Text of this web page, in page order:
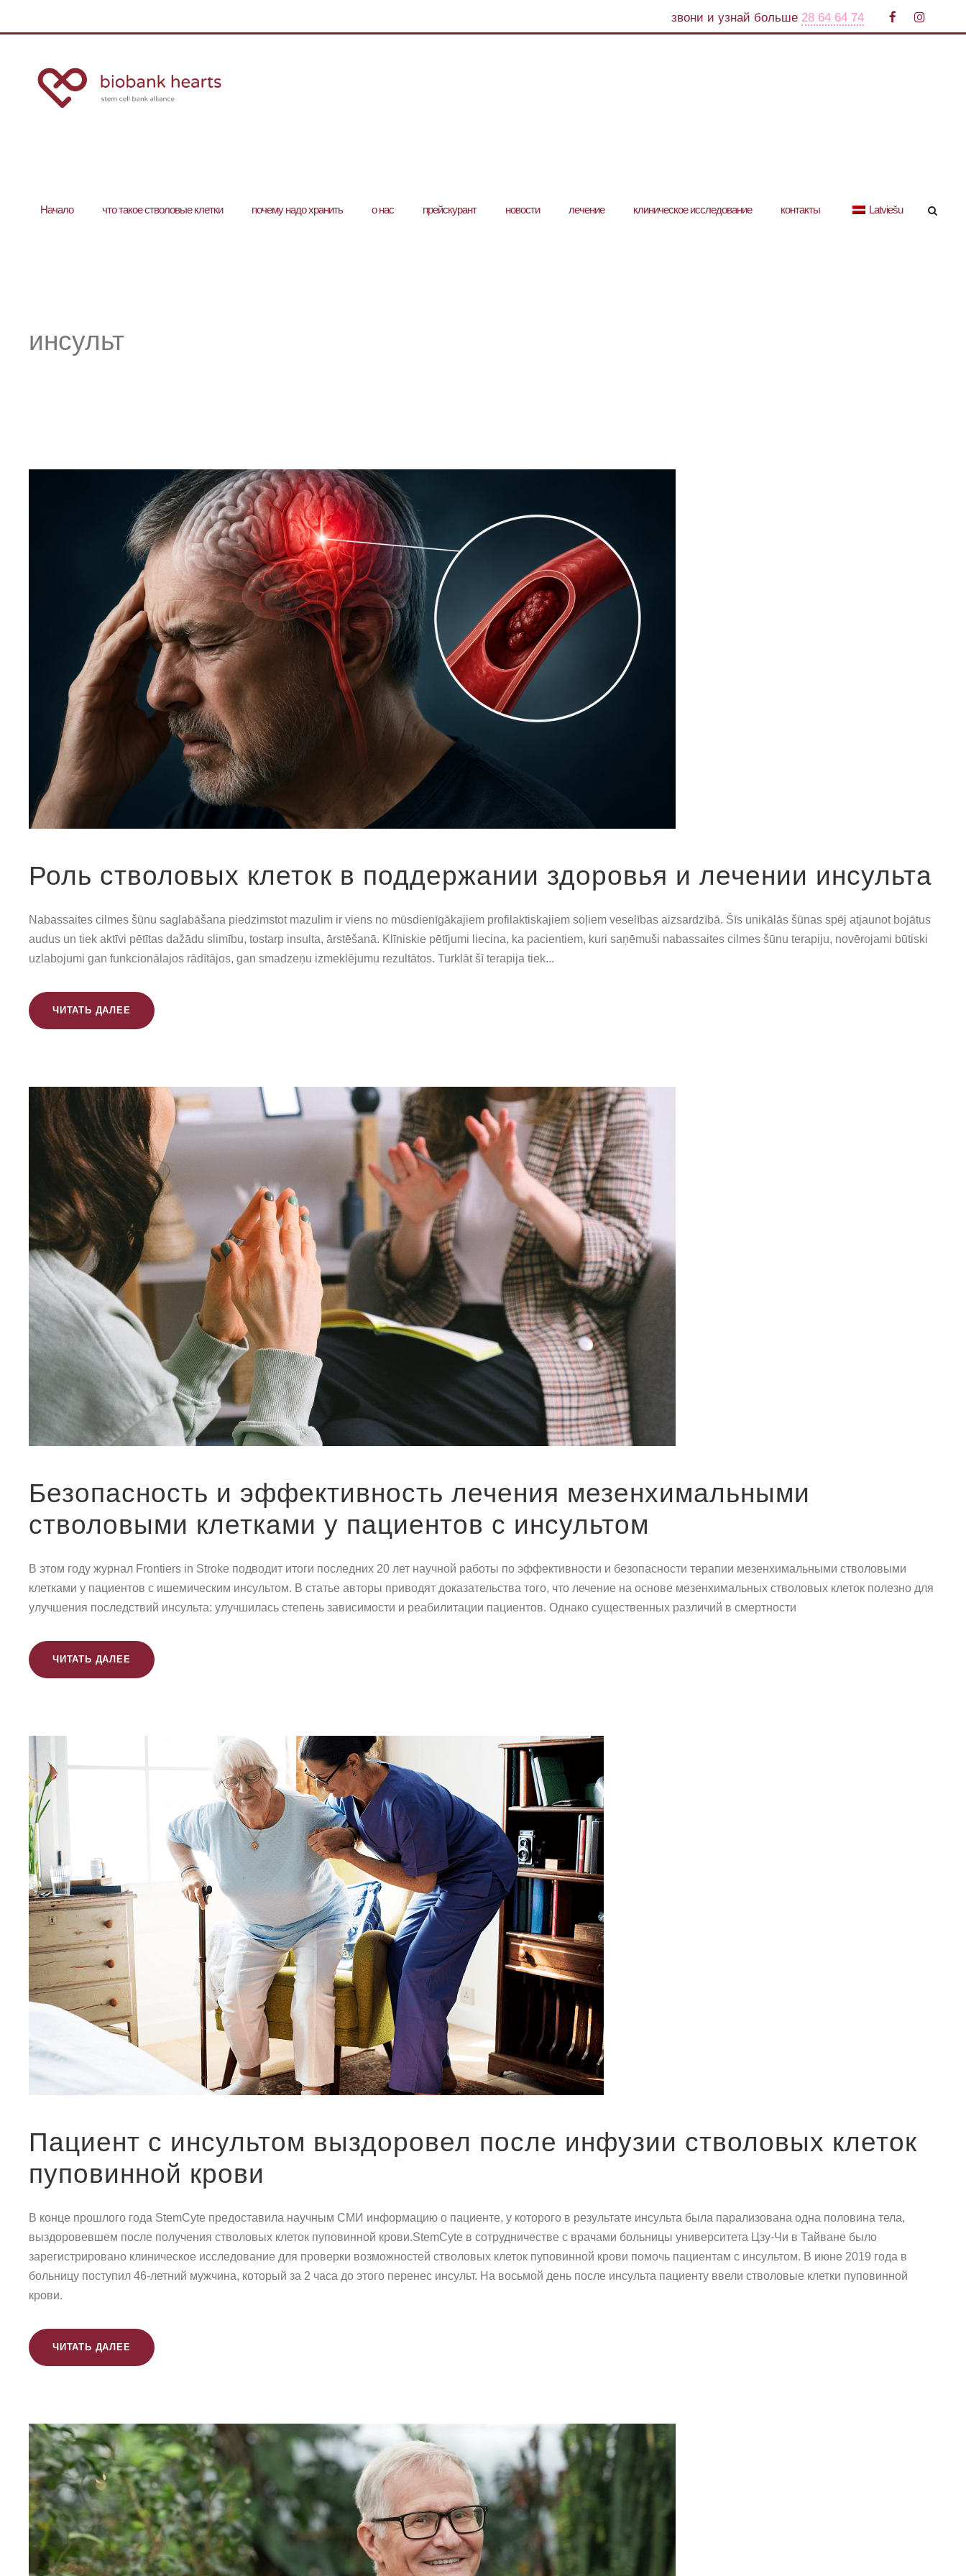
звони и узнай больше 28 64 64 74
Hачало что такое стволовые клетки почему надо хранить о нас прейскурант новости лечение клиническое исследование контакты Latviešu
инсульт
Роль стволовых клеток в поддержании здоровья и лечении инсульта
Nabassaites cilmes šūnu saglabāšana piedzimstot mazulim ir viens no mūsdienīgākajiem profilaktiskajiem soļiem veselības aizsardzībā. Šīs unikālās šūnas spēj atjaunot bojātus
audus un tiek aktīvi pētītas dažādu slimību, tostarp insulta, ārstēšanā. Klīniskie pētījumi liecina, ka pacientiem, kuri saņēmuši nabassaites cilmes šūnu terapiju, novērojami būtiski
uzlabojumi gan funkcionālajos rādītājos, gan smadzeņu izmeklējumu rezultātos. Turklāt šī terapija tiek...
ЧИТАТЬ ДАЛЕЕ
Безопасность и эффективность лечения мезенхимальными
стволовыми клетками у пациентов с инсультом
В этом году журнал Frontiers in Stroke подводит итоги последних 20 лет научной работы по эффективности и безопасности терапии мезенхимальными стволовыми
клетками у пациентов с ишемическим инсультом. В статье авторы приводят доказательства того, что лечение на основе мезенхимальных стволовых клеток полезно для
улучшения последствий инсульта: улучшилась степень зависимости и реабилитации пациентов. Однако существенных различий в смертности
ЧИТАТЬ ДАЛЕЕ
Пациент с инсультом выздоровел после инфузии стволовых клеток
пуповинной крови
В конце прошлого года StemCyte предоставила научным СМИ информацию о пациенте, у которого в результате инсульта была парализована одна половина тела,
выздоровевшем после получения стволовых клеток пуповинной крови.StemCyte в сотрудничестве с врачами больницы университета Цзу-Чи в Тайване было
зарегистрировано клиническое исследование для проверки возможностей стволовых клеток пуповинной крови помочь пациентам с инсультом. В июне 2019 года в
больницу поступил 46-летний мужчина, который за 2 часа до этого перенес инсульт. На восьмой день после инсульта пациенту ввели стволовые клетки пуповинной
крови.
ЧИТАТЬ ДАЛЕЕ